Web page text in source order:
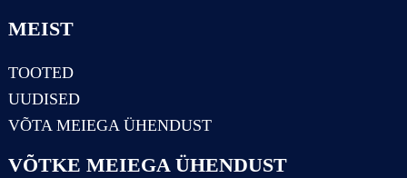
MEIST
TOOTED
UUDISED
VÕTA MEIEGA ÜHENDUST
VÕTKE MEIEGA ÜHENDUST